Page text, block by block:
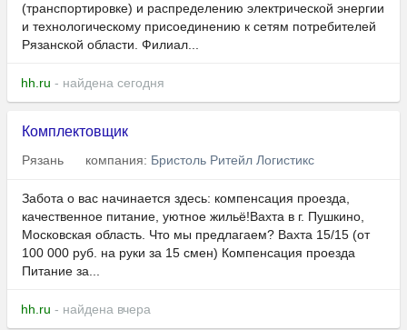
(транспортировке) и распределению электрической энергии
и технологическому присоединению к сетям потребителей
Рязанской области. Филиал...
hh.ru - найдена сегодня
Комплектовщик
Рязань компания: Бристоль Ритейл Логистикс
Забота о вас начинается здесь: компенсация проезда,
качественное питание, уютное жильё!Вахта в г. Пушкино,
Московская область. Что мы предлагаем? Вахта 15/15 (от
100 000 руб. на руки за 15 смен) Компенсация проезда
Питание за...
hh.ru - найдена вчера